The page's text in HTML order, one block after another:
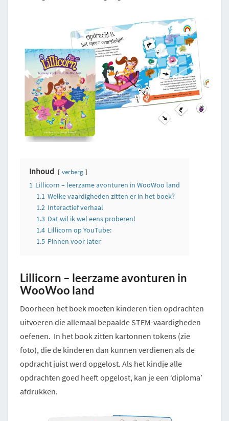
Inhoud verberg
1 Lillicorn – leerzame avonturen in WooWoo land
1.1 Welke vaardigheden zitten er in het boek?
1.2 Interactief verhaal
1.3 Dat wil ik wel eens proberen!
1.4 Lillicorn op YouTube:
1.5 Pinnen voor later
Lillicorn – leerzame avonturen in
WooWoo land
Doorheen het boek moeten kinderen tien opdrachten
uitvoeren die allemaal bepaalde STEM-vaardigheden
oefenen. In het book zitten kartonnen tokens (zie
foto), die de kinderen dan kunnen verdienen als de
opdracht juist werd opgelost. Als het kindje alle
opdrachten goed heeft opgelost, kan je een ‘diploma’
afdrukken.